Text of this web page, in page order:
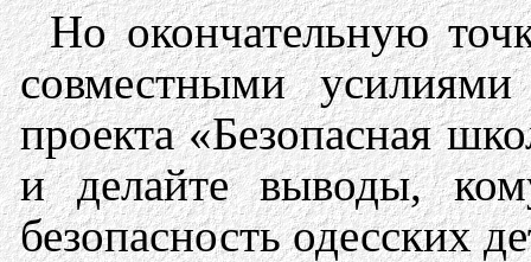
Но окончательную
совместными
проекта «Безопасная
и делайте выводы,
безопасность одесских